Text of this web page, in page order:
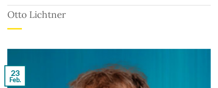
Otto Lichtner
23
Feb.